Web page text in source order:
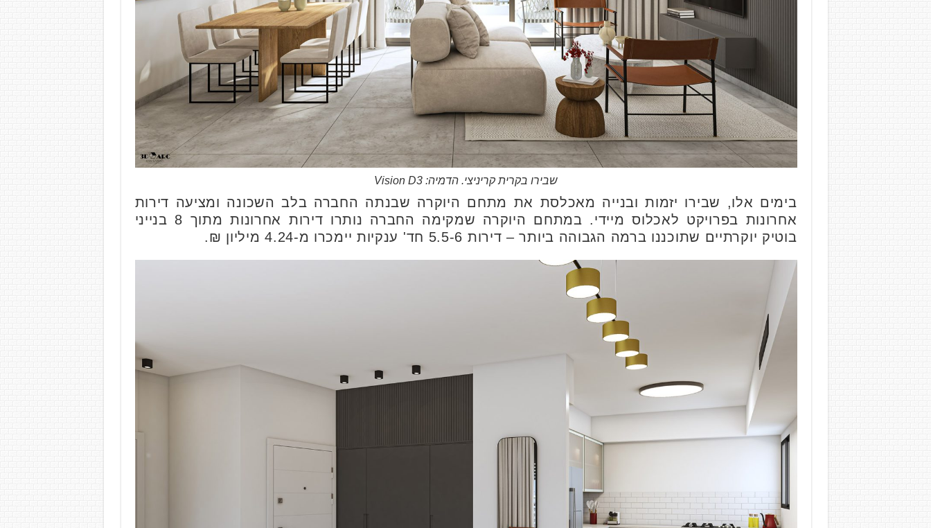
שבירו בקרית קריניצי. הדמיה: Vision D3
בימים אלו, שבירו יזמות ובנייה מאכלסת את מתחם היוקרה שבנתה החברה בלב השכונה ומציעה דירות
אחרונות בפרויקט לאכלוס מיידי. במתחם היוקרה שמקימה החברה נותרו דירות אחרונות מתוך 8 בנייני
בוטיק יוקרתיים שתוכננו ברמה הגבוהה ביותר – דירות 5.5-6 חד' ענקיות יימכרו מ-4.24 מיליון ₪.